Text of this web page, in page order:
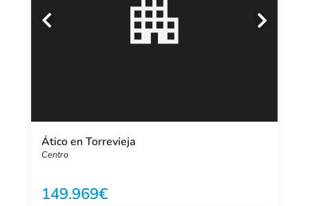
Ático en Torrevieja
Centro
149.969